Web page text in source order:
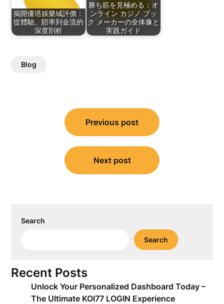
揭開優塔娛樂城評價：
從體驗、賠率到金流的
深度剖析
勝ち筋を見極める：オ
ンライン カジノ ブッ
ク メーカーの全体像と
実践ガイド
Blog
navigation
Previous post
Next post
Search
Search
Recent Posts
Unlock Your Personalized Dashboard Today –
The Ultimate KOI77 LOGIN Experience